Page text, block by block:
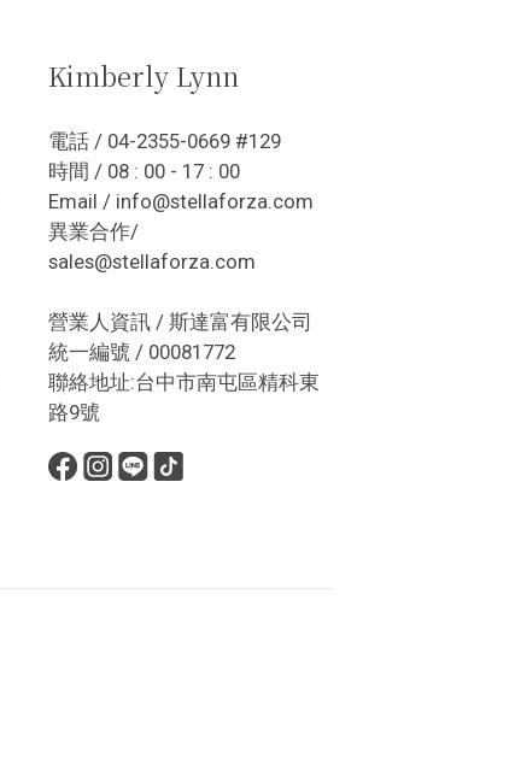
Kimberly Lynn
電話 / 04-2355-0669 #129
時間 / 08 : 00 - 17 : 00
Email / info@stellaforza.com
異業合作/
sales@stellaforza.com
營業人資訊 / 斯達富有限公司
統一編號 / 00081772
聯絡地址:台中市南屯區精科東
路9號